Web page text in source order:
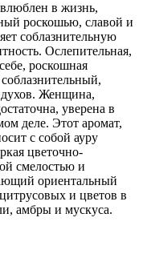
в жизнь,
роскошью, славой и
соблазнительную
Ослепительная,
роскошная
духов. Женщина,
уверена в
деле. Этот аромат,
с собой ауру
цветочно-
смелостью и
ориентальный
и цветов в
амбры и мускуса.